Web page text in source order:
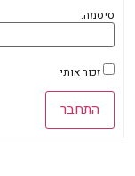
סיסמה:
זכור אותי
התחבר